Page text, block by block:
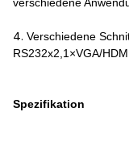
4. Verschiedene
RS232x2,1×VGA/
Spezifikation